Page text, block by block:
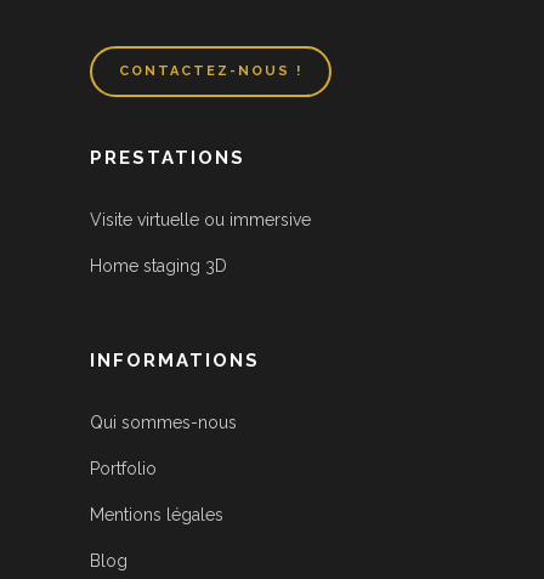
CONTACTEZ-NOUS !
PRESTATIONS
Visite virtuelle ou immersive
Home staging 3D
INFORMATIONS
Qui sommes-nous
Portfolio
Mentions légales
Blog